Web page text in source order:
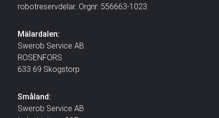
robotreservdelar. Orgnr: 556663-1023
Mälardalen:
Swerob Service AB
ROSENFORS
633 69 Skogstorp
Småland:
Swerob Service AB